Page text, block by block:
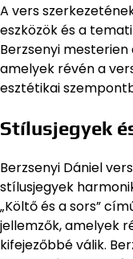
A vers
eszközök és a
Berzsenyi
amelyek révén a
esztétikai
Stílusjegyek
Berzsenyi Dániel
stílusjegyek
„Költő és a sors”
jellemzők, amelyek
kifejezőbbé válik.